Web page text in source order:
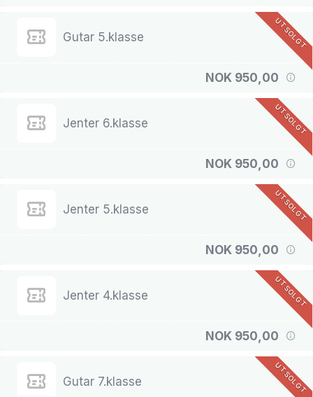
Gutar 5.klasse
NOK 950,00
UTSOLGT
Jenter 6.klasse
NOK 950,00
UTSOLGT
Jenter 5.klasse
NOK 950,00
UTSOLGT
Jenter 4.klasse
NOK 950,00
UTSOLGT
Gutar 7.klasse UTSOLGT